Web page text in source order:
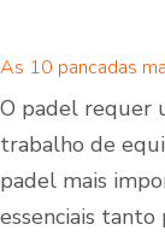
As 10 pancadas
O padel requer
trabalho de
padel mais
essenciais